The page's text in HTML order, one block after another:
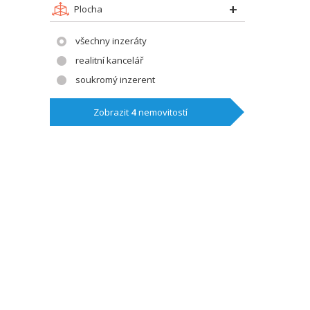
Plocha
všechny inzeráty
realitní kancelář
soukromý inzerent
Zobrazit 4nemovitostí